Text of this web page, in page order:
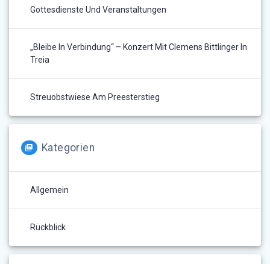
Gottesdienste Und Veranstaltungen
„Bleibe In Verbindung“ – Konzert Mit Clemens Bittlinger In
Treia
Streuobstwiese Am Preesterstieg
Kategorien
Allgemein
Rückblick